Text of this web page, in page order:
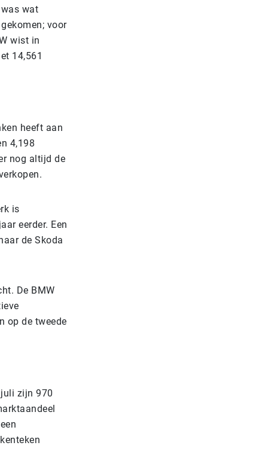
wat
voor
wist in
14,561
heeft aan
4,198
nog altijd de
is
eerder. Een
de Skoda
De BMW
op de tweede
zijn 970